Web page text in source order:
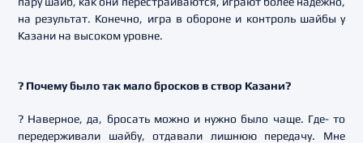
на результат. Конечно, игра в обороне и контроль шайбы у
Казани на высоком уровне.
? Почему было так мало бросков в створ Казани?
? Наверное, да, бросать можно и нужно было чаще. Где- то
передерживали шайбу, отдавали лишнюю передачу. Мне